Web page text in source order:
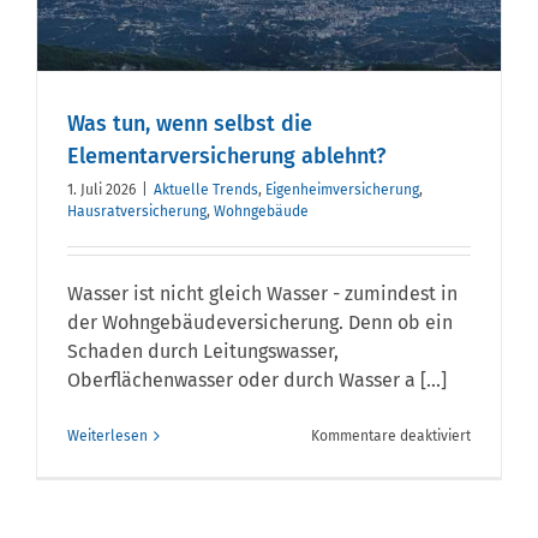
Was tun, wenn selbst die
Elementarversicherung ablehnt?
1. Juli 2026 Aktuelle Trends, Eigenheimversicherung,
Hausratversicherung, Wohngebäude
Wasser ist nicht gleich Wasser - zumindest in
der Wohngebäudeversicherung. Denn ob ein
Schaden durch Leitungswasser,
Oberflächenwasser oder durch Wasser a [...]
Weiterlesen Kommentare deaktiviertfür